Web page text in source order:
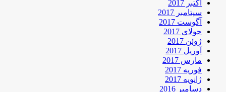
اکتبر 2017
سپتامبر 2017
آگوست 2017
جولای 2017
ژوئن 2017
آوریل 2017
مارس 2017
فوریه 2017
ژانویه 2017
دسامبر 2016